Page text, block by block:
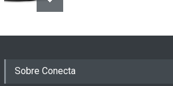
Sobre Conecta